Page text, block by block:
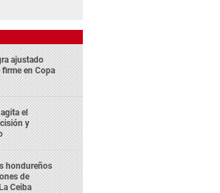
ajustado
en Copa
el
y
hondureños
de
Ceiba